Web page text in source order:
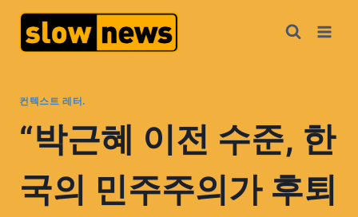
컨텍스트 레터.
“박근혜 이전 수준, 한
국의 민주주의가 후퇴